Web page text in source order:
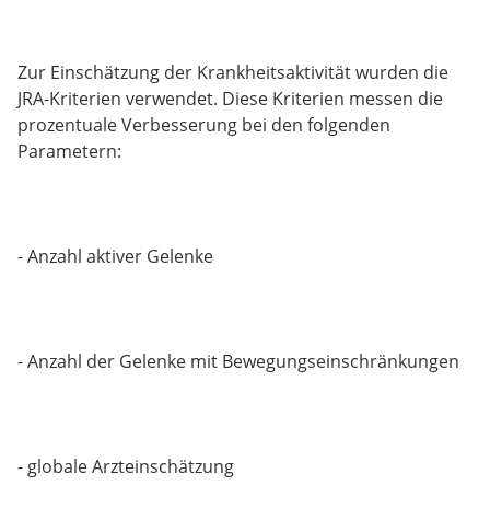
Zur Einschätzung der Krankheitsaktivität wurden die
JRA-Kriterien verwendet. Diese Kriterien messen die
prozentuale Verbesserung bei den folgenden
Parametern:
- Anzahl aktiver Gelenke
- Anzahl der Gelenke mit Bewegungseinschränkungen
- globale Arzteinschätzung